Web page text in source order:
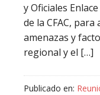
y Oficiales
de la CFAC,
amenazas y
regional y el […]
Publicado en: